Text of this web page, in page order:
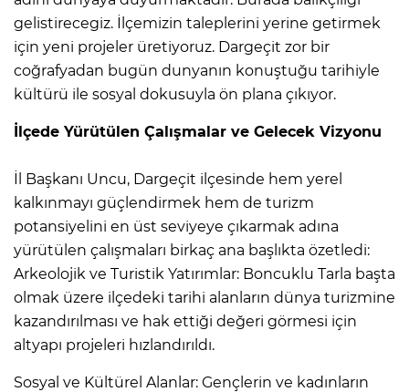
gelistirecegiz. İlçemizin taleplerini yerine getirmek
için yeni projeler üretiyoruz. Dargeçit zor bir
coğrafyadan bugün dunyanın konuştuğu tarihiyle
kültürü ile sosyal dokusuyla ön plana çıkıyor.
İlçede Yürütülen Çalışmalar ve Gelecek Vizyonu
İl Başkanı Uncu, Dargeçit ilçesinde hem yerel
kalkınmayı güçlendirmek hem de turizm
potansiyelini en üst seviyeye çıkarmak adına
yürütülen çalışmaları birkaç ana başlıkta özetledi:
Arkeolojik ve Turistik Yatırımlar: Boncuklu Tarla başta
olmak üzere ilçedeki tarihi alanların dünya turizmine
kazandırılması ve hak ettiği değeri görmesi için
altyapı projeleri hızlandırıldı.
Sosyal ve Kültürel Alanlar: Gençlerin ve kadınların